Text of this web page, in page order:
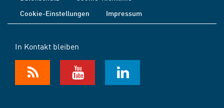
Cookie-Einstellungen
Impressum
In Kontakt bleiben